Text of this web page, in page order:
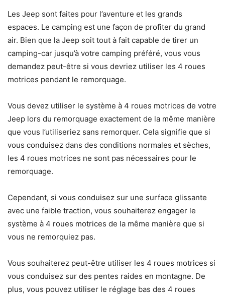
Les Jeep sont faites pour l’aventure et les grands
espaces. Le camping est une façon de profiter du grand
air. Bien que la Jeep soit tout à fait capable de tirer un
camping-car jusqu’à votre camping préféré, vous vous
demandez peut-être si vous devriez utiliser les 4 roues
motrices pendant le remorquage.
Vous devez utiliser le système à 4 roues motrices de votre
Jeep lors du remorquage exactement de la même manière
que vous l’utiliseriez sans remorquer. Cela signifie que si
vous conduisez dans des conditions normales et sèches,
les 4 roues motrices ne sont pas nécessaires pour le
remorquage.
Cependant, si vous conduisez sur une surface glissante
avec une faible traction, vous souhaiterez engager le
système à 4 roues motrices de la même manière que si
vous ne remorquiez pas.
Vous souhaiterez peut-être utiliser les 4 roues motrices si
vous conduisez sur des pentes raides en montagne. De
plus, vous pouvez utiliser le réglage bas des 4 roues